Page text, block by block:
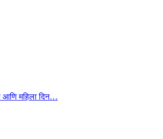
आणि महिला दिन…